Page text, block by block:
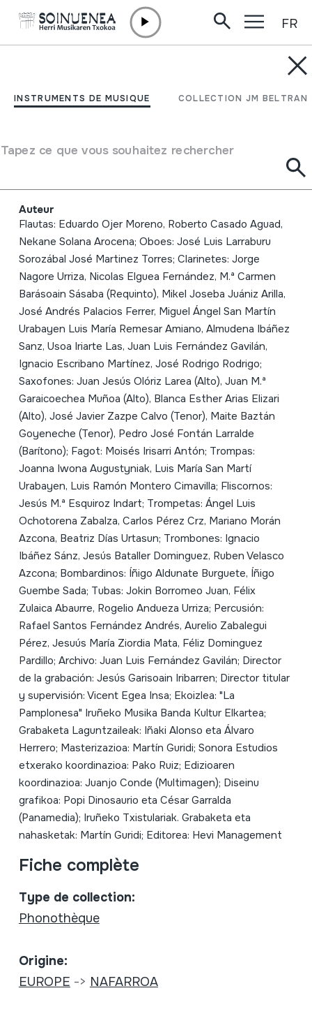
INSTRUMENTS DE MUSIQUE COLLECTION JM BELTRAN
Tapez ce que vous souhaitez rechercher
FR
La banda sonora de las
Banda de Música; Musika
Auteur
Flautas: Eduardo Ojer Moreno, Roberto Casado Aguad,
Nekane Solana Arocena; Oboes: José Luis Larraburu
Sorozábal José Martinez Torres; Clarinetes: Jorge
Nagore Urriza, Nicolas Elguea Fernández, M.ª Carmen
Barásoain Sásaba (Requinto), Mikel Joseba Juániz Arilla,
José Andrés Palacios Ferrer, Miguel Ángel San Martín
Urabayen Luis María Remesar Amiano, Almudena Ibáñez
Sanz, Usoa Iriarte Las, Juan Luis Fernández Gavilán,
Ignacio Escribano Martínez, José Rodrigo Rodrigo;
Saxofones: Juan Jesús Olóriz Larea (Alto), Juan M.ª
Garaicoechea Muñoa (Alto), Blanca Esther Arias Elizari
(Alto), José Javier Zazpe Calvo (Tenor), Maite Baztán
Goyeneche (Tenor), Pedro José Fontán Larralde
(Barítono); Fagot: Moisés Irisarri Antón; Trompas:
Joanna Iwona Augustyniak, Luis María San Martí
Urabayen, Luis Ramón Montero Cimavilla; Fliscornos:
Jesús M.ª Esquiroz Indart; Trompetas: Ángel Luis
Ochotorena Zabalza, Carlos Pérez Crz, Mariano Morán
Azcona, Beatriz Días Urtasun; Trombones: Ignacio
Ibáñez Sánz, Jesús Bataller Dominguez, Ruben Velasco
Azcona; Bombardinos: Íñigo Aldunate Burguete, Íñigo
Guembe Sada; Tubas: Jokin Borromeo Juan, Félix
Zulaica Abaurre, Rogelio Andueza Urriza; Percusión:
Rafael Santos Fernández Andrés, Aurelio Zabalegui
Pérez, Jesuús María Ziordia Mata, Féliz Dominguez
Pardillo; Archivo: Juan Luis Fernández Gavilán; Director
de la grabación: Jesús Garisoain Iribarren; Director titular
y supervisión: Vicent Egea Insa; Ekoizlea: "La
Pamplonesa" Iruñeko Musika Banda Kultur Elkartea;
Grabaketa Laguntzaileak: Iñaki Alonso eta Álvaro
Herrero; Masterizazioa: Martín Guridi; Sonora Estudios
etxerako koordinazioa: Pako Ruiz; Edizioaren
koordinazioa: Juanjo Conde (Multimagen); Diseinu
grafikoa: Popi Dinosaurio eta César Garralda
(Panamedia); Iruñeko Txistulariak. Grabaketa eta
nahasketak: Martín Guridi; Editorea: Hevi Management
Fiche complète
Type de collection:
Phonothèque
Origine:
EUROPE -> NAFARROA